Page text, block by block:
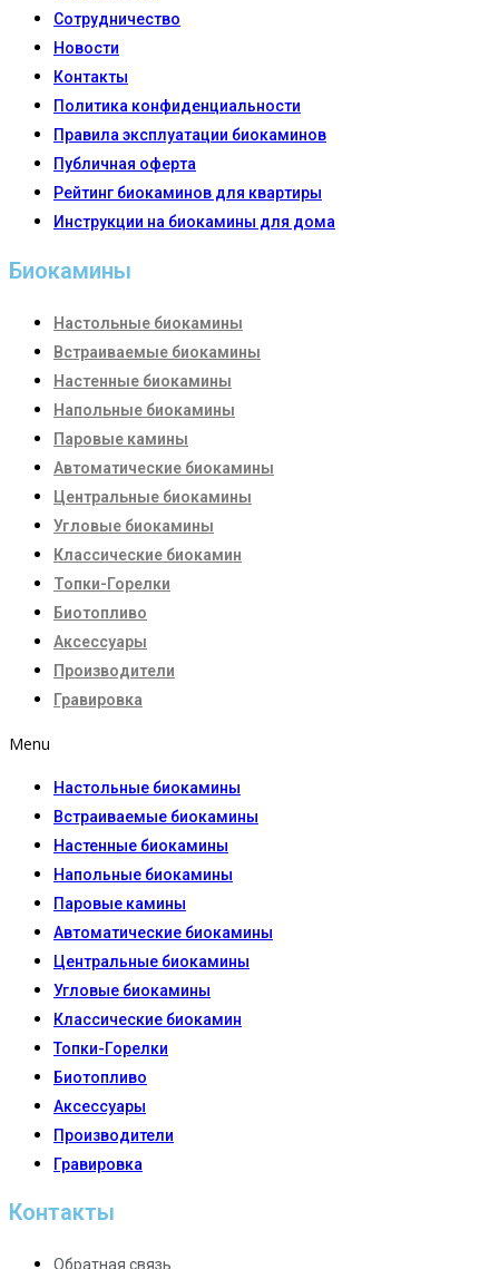
Сотрудничество
Новости
Контакты
Политика конфиденциальности
Правила эксплуатации биокаминов
Публичная оферта
Рейтинг биокаминов для квартиры
Инструкции на биокамины для дома
Биокамины
Настoльные биокамины
Встраиваемые биокамины
Настенные биокамины
Напольные биокамины
Паровые камины
Автоматические биокамины
Центральные биокамины
Угловые биокамины
Классические биокамин
Топки-Горелки
Биотопливо
Аксессуары
Производители
Гравировка
Menu
Настoльные биокамины
Встраиваемые биокамины
Настенные биокамины
Напольные биокамины
Паровые камины
Автоматические биокамины
Центральные биокамины
Угловые биокамины
Классические биокамин
Топки-Горелки
Биотопливо
Аксессуары
Производители
Гравировка
Контакты
Обратная связь